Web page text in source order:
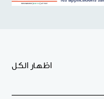
اظهار الكل